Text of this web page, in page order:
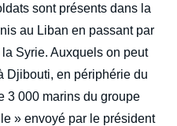
sont présents dans la
au Liban en passant par
la Syrie. Auxquels on peut
Djibouti, en périphérie du
3 000 marins du groupe
» envoyé par le président